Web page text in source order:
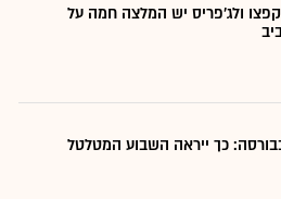
ולג'פריס יש המלצה חמה על
בבורסה: כך ייראה השבוע המטלטל